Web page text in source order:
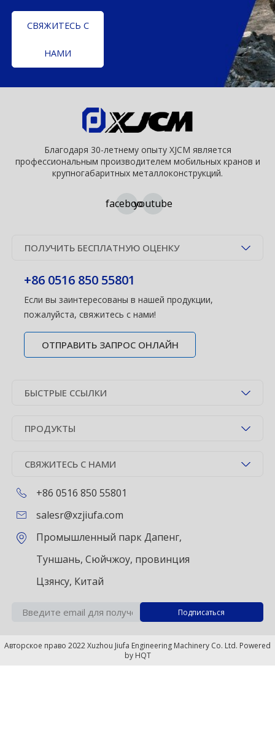
СВЯЖИТЕСЬ С
НАМИ
Благодаря 30-летнему опыту XJCM является
профессиональным производителем мобильных кранов и
крупногабаритных металлоконструкций.
facebookyoutube
ПОЛУЧИТЬ БЕСПЛАТНУЮ ОЦЕНКУ
+86 0516 850 55801
Если вы заинтересованы в нашей продукции,
пожалуйста, свяжитесь с нами!
ОТПРАВИТЬ ЗАПРОС ОНЛАЙН
БЫСТРЫЕ ССЫЛКИ
ПРОДУКТЫ
СВЯЖИТЕСЬ С НАМИ
+86 0516 850 55801
salesr@xzjiufa.com
Промышленный парк Дапенг,
Туншань, Сюйчжоу, провинция
Цзянсу, Китай
Авторское право 2022 Xuzhou Jiufa Engineering Machinery Co. Ltd. Powered
by HQT